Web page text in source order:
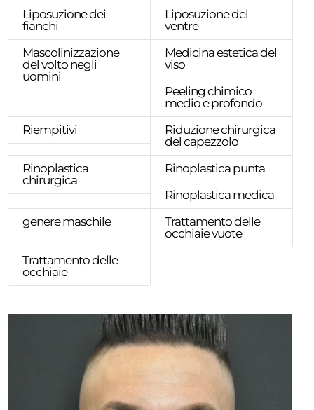
Liposuzione dei
fianchi
Liposuzione del
ventre
Mascolinizzazione
del volto negli
uomini
Medicina estetica del
viso
Peeling chimico
medio e profondo
Riempitivi
Riduzione chirurgica
del capezzolo
Rinoplastica
chirurgica
Rinoplastica punta
Rinoplastica medica
genere maschile
Trattamento delle
occhiaie vuote
Trattamento delle
occhiaie